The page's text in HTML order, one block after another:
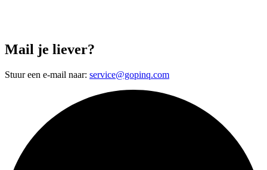
Mail je liever?
Stuur een e-mail naar: service@gopinq.com